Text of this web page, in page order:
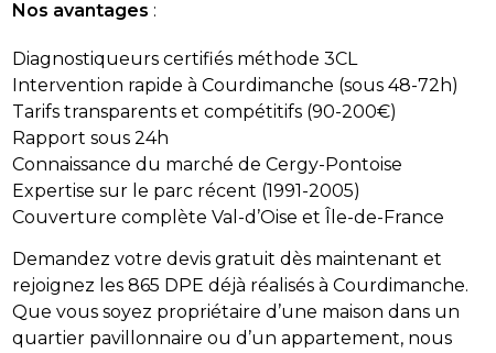
Nos avantages :
Diagnostiqueurs certifiés méthode 3CL
Intervention rapide à Courdimanche (sous 48-72h)
Tarifs transparents et compétitifs (90-200€)
Rapport sous 24h
Connaissance du marché de Cergy-Pontoise
Expertise sur le parc récent (1991-2005)
Couverture complète Val-d’Oise et Île-de-France
Demandez votre devis gratuit dès maintenant et
rejoignez les 865 DPE déjà réalisés à Courdimanche.
Que vous soyez propriétaire d’une maison dans un
quartier pavillonnaire ou d’un appartement, nous